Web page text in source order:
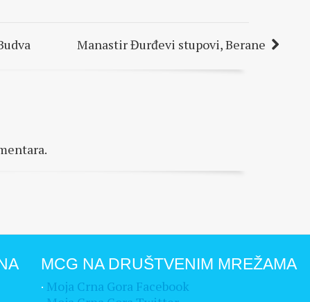
Manastir Đurđevi stupovi, Berane
MCG NA DRUŠTVENIM MREŽAMA
· Moja Crna Gora Facebook